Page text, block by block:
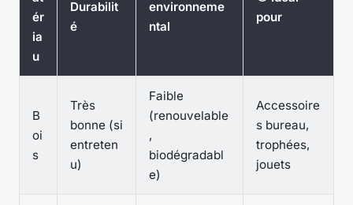
ér
ia
u
Durabilit
é
environneme
ntal
pour
B
oi
s
Très
bonne (si
entreten
u)
Faible
(renouvelable
,
biodégradabl
e)
Accessoire
s bureau,
trophées,
jouets